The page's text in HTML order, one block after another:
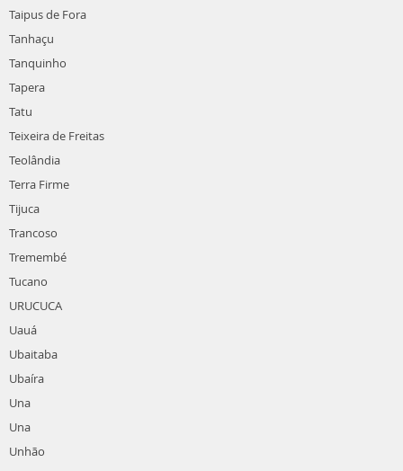
Taipus de Fora
Tanhaçu
Tanquinho
Tapera
Tatu
Teixeira de Freitas
Teolândia
Terra Firme
Tijuca
Trancoso
Tremembé
Tucano
URUCUCA
Uauá
Ubaitaba
Ubaíra
Una
Una
Unhão